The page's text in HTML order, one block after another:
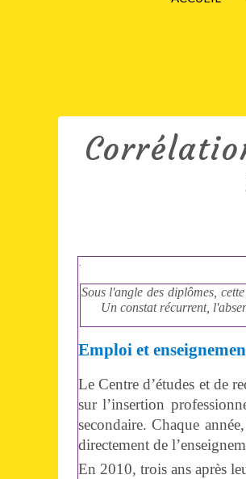
·
Sous l'angle des diplômes,
Un constat récurrent,
Emploi et
Le Centre d’études et de
sur l’insertion
secondaire. Chaque
directement de
En 2010, trois ans après